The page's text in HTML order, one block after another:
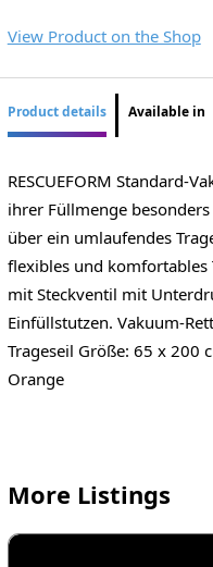
View Product on the Shop
Product details Available in
RESCUEFORM Standard-
ihrer Füllmenge
über ein umlaufendes
flexibles und komfortables
mit Steckventil mit
Einfüllstutzen. Vakuum-
Trageseil Größe: 65 x 200
Orange
More Listings